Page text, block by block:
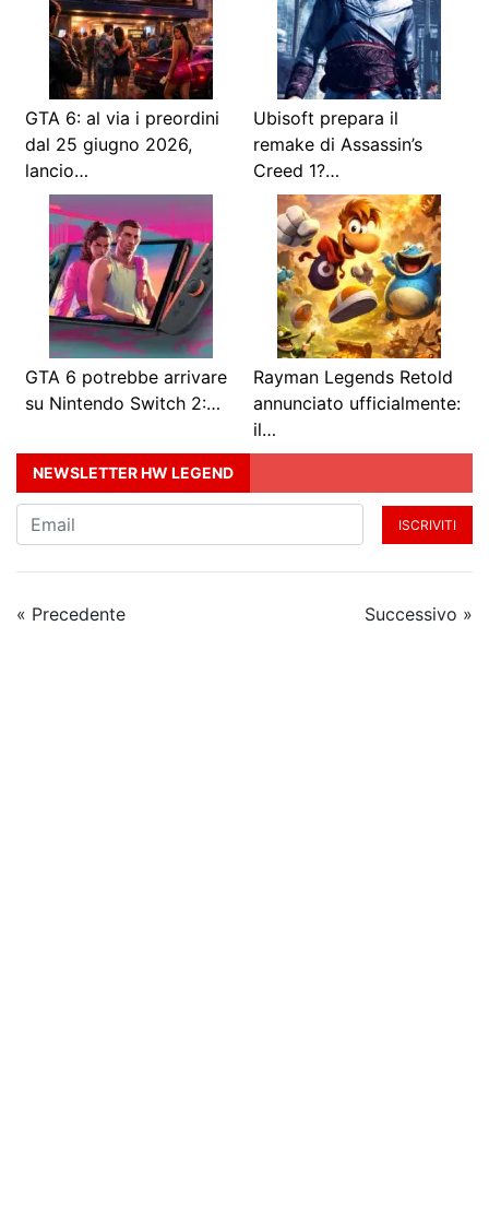
GTA 6: al via i preordini
dal 25 giugno 2026,
lancio…
Ubisoft prepara il
remake di Assassin’s
Creed 1?…
GTA 6 potrebbe arrivare
su Nintendo Switch 2:…
Rayman Legends Retold
annunciato ufficialmente:
il…
NEWSLETTER HW LEGEND
ISCRIVITI
« Precedente Successivo »